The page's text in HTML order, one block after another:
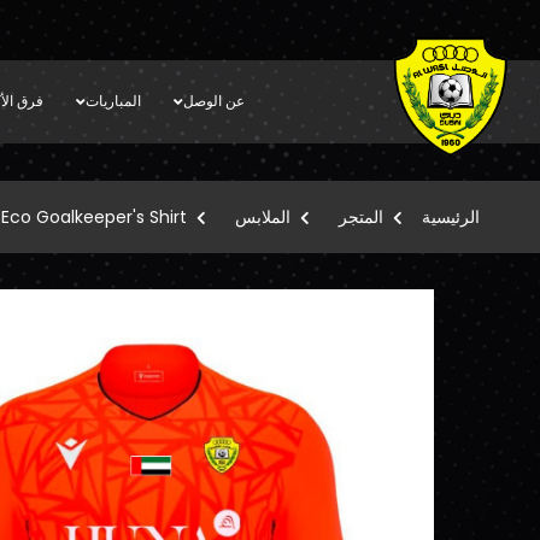
عن الوصل المباريات فرق
الرئيسية المتجر الملابس Goalkeeper's Shirt